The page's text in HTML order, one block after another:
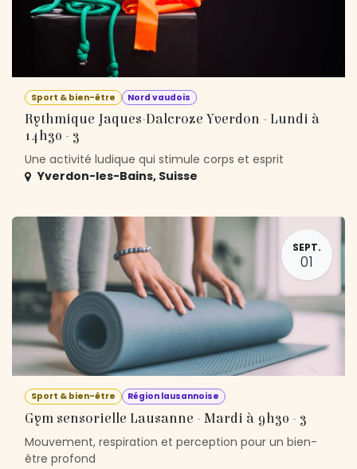
Sport & bien-être Nord vaudois
Rythmique Jaques-Dalcroze Yverdon - Lundi à
14h30 - 3
Une activité ludique qui stimule corps et esprit
Yverdon-les-Bains, Suisse
SEPT.
01
Sport & bien-être Région lausannoise
Gym sensorielle Lausanne - Mardi à 9h30 - 3
Mouvement, respiration et perception pour un bien-
être profond